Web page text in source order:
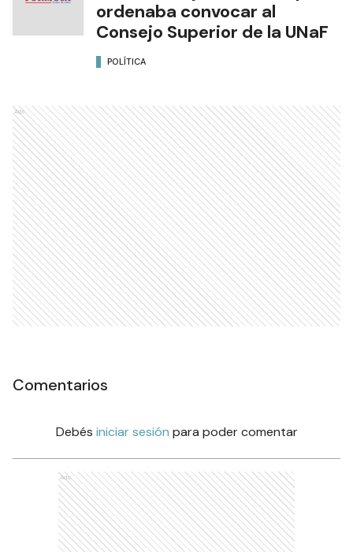
ordenaba convocar al
Consejo Superior de la UNaF
POLÍTICA
Ads
Comentarios
Debés iniciar sesión para poder comentar
Ads